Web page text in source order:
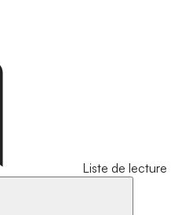
Liste de lecture